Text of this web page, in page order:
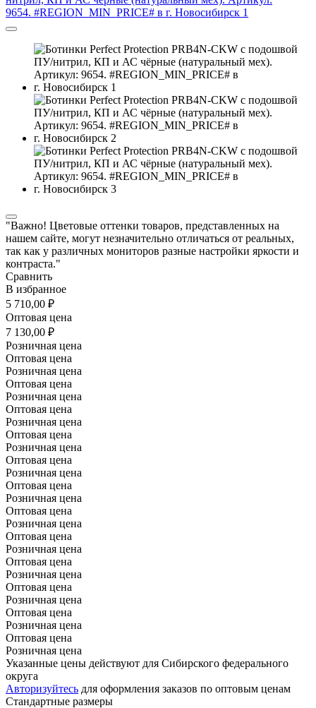
"Важно! Цветовые оттенки товаров, представленных на
нашем сайте, могут незначительно отличаться от реальных,
так как у различных мониторов разные настройки яркости и
контраста."
Сравнить
В избранное
5 710,00 ₽
Оптовая цена
7 130,00 ₽
Розничная цена
Оптовая цена
Розничная цена
Оптовая цена
Розничная цена
Оптовая цена
Розничная цена
Оптовая цена
Розничная цена
Оптовая цена
Розничная цена
Оптовая цена
Розничная цена
Оптовая цена
Розничная цена
Оптовая цена
Розничная цена
Оптовая цена
Розничная цена
Оптовая цена
Розничная цена
Оптовая цена
Розничная цена
Оптовая цена
Розничная цена
Указанные цены действуют для Сибирского федерального
округа
Авторизуйтесь для оформления заказов по оптовым ценам
Стандартные размеры